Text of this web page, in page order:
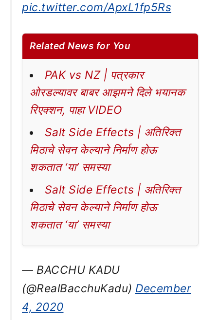
pic.twitter.com/ApxL1fp5Rs
Related News for You
PAK vs NZ | पत्रकार
ओरडल्यावर बाबर आझमने दिले भयानक
रिएक्शन, पाहा VIDEO
Salt Side Effects | अतिरिक्त
मिठाचे सेवन केल्याने निर्माण होऊ
शकतात ‘या’ समस्या
Salt Side Effects | अतिरिक्त
मिठाचे सेवन केल्याने निर्माण होऊ
शकतात ‘या’ समस्या
— BACCHU KADU
(@RealBacchuKadu) December
4, 2020